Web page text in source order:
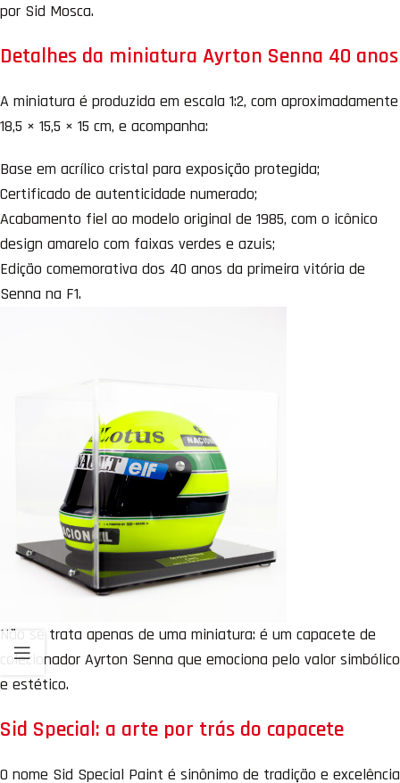
por Sid Mosca.
Detalhes da miniatura Ayrton Senna 40 anos
A miniatura é produzida em escala 1:2, com aproximadamente
18,5 × 15,5 × 15 cm, e acompanha:
Base em acrílico cristal para exposição protegida;
Certificado de autenticidade numerado;
Acabamento fiel ao modelo original de 1985, com o icônico
design amarelo com faixas verdes e azuis;
Edição comemorativa dos 40 anos da primeira vitória de
Senna na F1.
Não se trata apenas de uma miniatura: é um capacete de
colecionador Ayrton Senna que emociona pelo valor simbólico
e estético.
Sid Special: a arte por trás do capacete
O nome Sid Special Paint é sinônimo de tradição e excelência